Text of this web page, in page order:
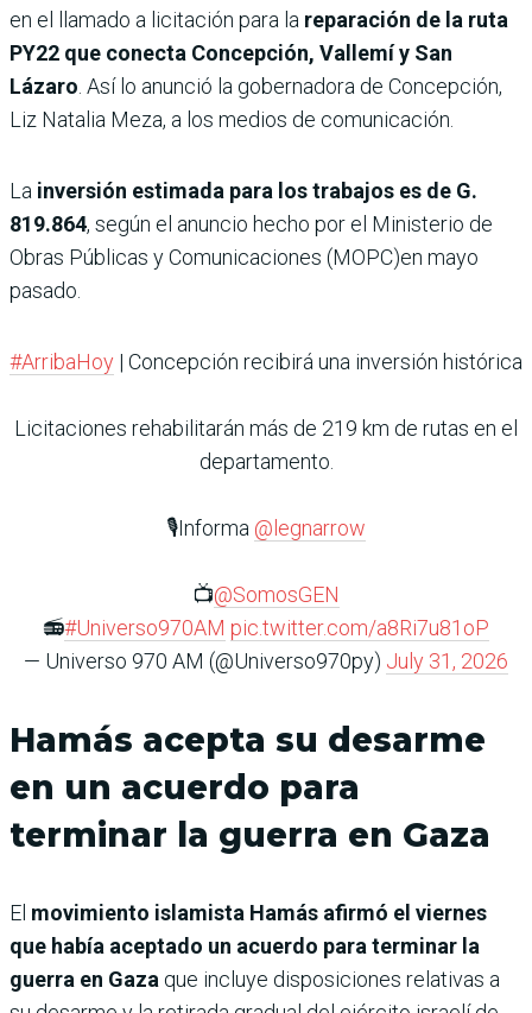
en el llamado a licitación para la reparación de la ruta
PY22 que conecta Concepción, Vallemí y San
Lázaro . Así lo anunció la gobernadora de Concepción,
Liz Natalia Meza, a los medios de comunicación.
La inversión estimada para los trabajos es de G.
819.864, según el anuncio hecho por el Ministerio de
Obras Públicas y Comunicaciones (MOPC)en mayo
pasado.
#ArribaHoy | Concepción recibirá una inversión histórica
Licitaciones rehabilitarán más de 219 km de rutas en el
departamento.
🎙️Informa @legnarrow
📺@SomosGEN
📻#Universo970AM pic.twitter.com/a8Ri7u81oP
— Universo 970 AM (@Universo970py) July 31, 2026
Hamás acepta su desarme
en un acuerdo para
terminar la guerra en Gaza
El movimiento islamista Hamás afirmó el viernes
que había aceptado un acuerdo para terminar la
guerra en Gaza que incluye disposiciones relativas a